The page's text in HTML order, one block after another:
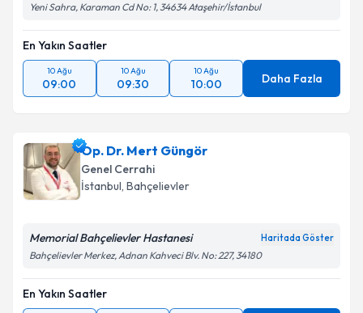
Yeni Sahra, Karaman Cd No: 1, 34634 Ataşehir/İstanbul
En Yakın Saatler
10 Ağu
09:00
10 Ağu
09:30
10 Ağu
10:00 Daha Fazla
Op. Dr. Mert Güngör
Genel Cerrahi
İstanbul, Bahçelievler
Memorial Bahçelievler Hastanesi Haritada Göster
Bahçelievler Merkez, Adnan Kahveci Blv. No: 227, 34180
En Yakın Saatler